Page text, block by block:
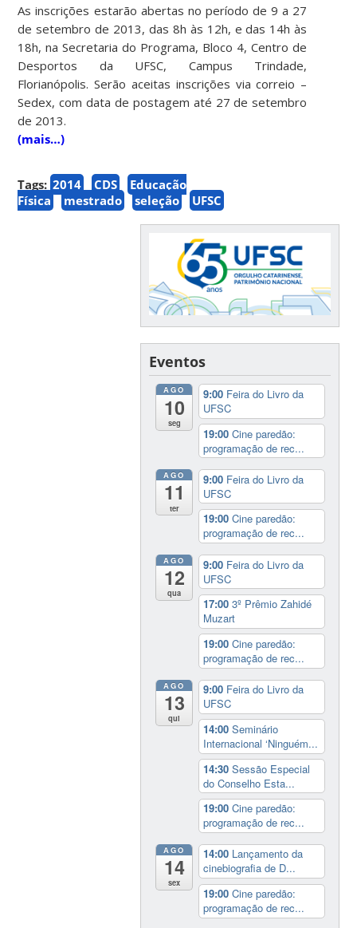
As inscrições estarão abertas no período de 9 a 27
de setembro de 2013, das 8h às 12h, e das 14h às
18h, na Secretaria do Programa, Bloco 4, Centro de
Desportos da UFSC, Campus Trindade,
Florianópolis. Serão aceitas inscrições via correio –
Sedex, com data de postagem até 27 de setembro
de 2013.
(mais…)
Tags: 2014 CDS
Educação
Física
mestrado seleção UFSC
Eventos
AGO
10
seg
9:00 Feira do Livro da
UFSC
19:00Cine paredão:
programação de rec...
AGO
11
ter
9:00 Feira do Livro da
UFSC
19:00Cine paredão:
programação de rec...
AGO
12
qua
9:00 Feira do Livro da
UFSC
17:003º Prêmio Zahidé
Muzart
19:00Cine paredão:
programação de rec...
AGO
13
qui
9:00 Feira do Livro da
UFSC
14:00Seminário
Internacional ‘Ninguém...
14:30Sessão Especial
do Conselho Esta...
19:00Cine paredão:
programação de rec...
AGO
14
sex
14:00 Lançamento da
cinebiografia de D...
19:00Cine paredão:
programação de rec...